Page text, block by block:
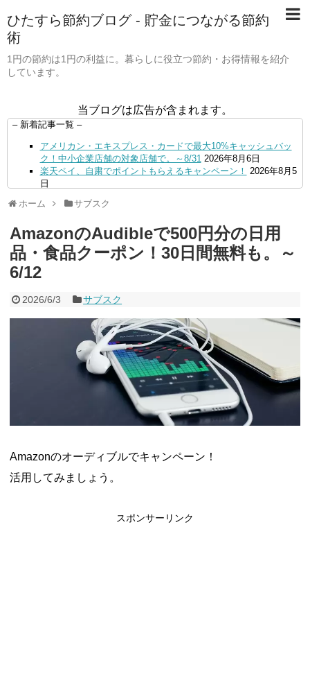
ひたすら節約ブログ - 貯金につながる節約
術
1円の節約は1円の利益に。暮らしに役立つ節約・お得情報を紹介
しています。
当ブログは広告が含まれます。
– 新着記事一覧 –
アメリカン・エキスプレス・カードで最大10%キャッシュバッ
ク！中小企業店舗の対象店舗で。～8/31 2026年8月6日
楽天ペイ、自粛でポイントもらえるキャンペーン！ 2026年8月5
日
元！
2026年8月5日
ードチャージすると5%還元に！ 2026年8月4日
PayPayで500ptもらえる！対象地銀の口座追加などの条件達成
で。9/30まで
2026年8月4日
三井住友カード、はま寿司、ココス、オリーブの丘などでVポイ
月4日
ャンペーン！8/31まで 2026年8月3日
ドコモの銀行で預金残高を10万円以上増加で最大10億dポイント
山分けキャンペーン！～10/31 2026年8月3日
デジタルギフト改悪でいろいろ手数料徴収へ！8/3～ 2026年8月
PayPayポイント→Vポイント交換でストア限定の制限を消す方
Vポイントpay利用で最大10%還元！8/31まで 2026年8月1日
V NEOBANK改悪！還元率1.25%に、チャージ系対象外へ！11
限が8月末まで？ 2026年7月31日
【2026年夏】dポイント交換キャンペーンが見逃せない！最大
15%増量のチャンス。8/1~31あたりまで
ホーム サブスク
AmazonのAudibleで500円分の日用
品・食品クーポン！30日間無料も。～
6/12
2026/6/3 サブスク
Amazonのオーディブルでキャンペーン！
活用してみましょう。
スポンサーリンク